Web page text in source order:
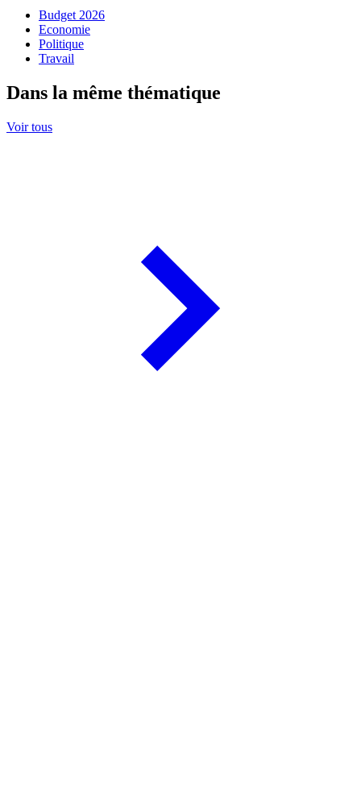
Budget 2026
Economie
Politique
Travail
Dans la même thématique
Voir tous